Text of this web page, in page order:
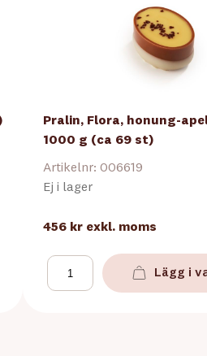
Pralin, Flora, honung-
1000 g (ca 69 st)
Artikelnr: 006619
Ej i lager
456 kr exkl. moms
Lägg i